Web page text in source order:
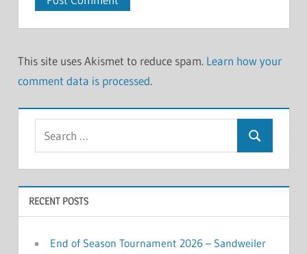
This site uses Akismet to reduce spam. Learn how your
comment data is processed.
Search
RECENT POSTS
End of Season Tournament 2026 – Sandweiler